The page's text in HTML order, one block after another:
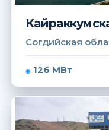
Согдийская
126 МВт